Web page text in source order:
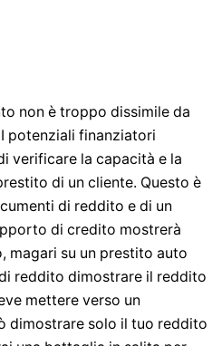
non è troppo dissimile da
potenziali finanziatori
verificare la capacità e la
di un cliente. Questo è
di reddito e di un
di credito mostrerà
magari su un prestito auto
reddito dimostrare il reddito
mettere verso un
dimostrare solo il tuo reddito